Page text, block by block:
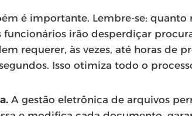
é importante. Lembre-se: quanto
funcionários irão desperdiçar
requerer, às vezes, até horas de
Isso otimiza todo o
A gestão eletrônica de arquivos